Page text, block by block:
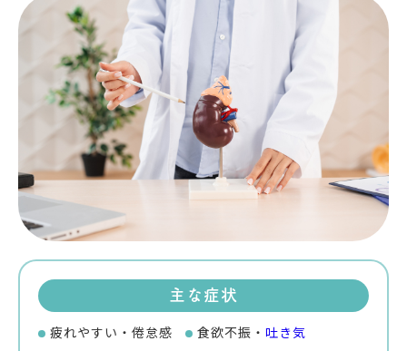
主な症状
疲れやすい・倦怠感 食欲不振・ 吐き気